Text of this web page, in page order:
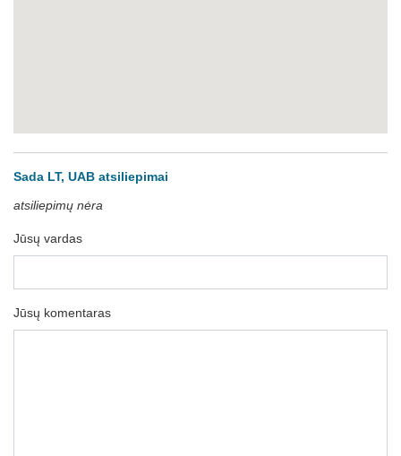
Sada LT, UAB atsiliepimai
atsiliepimų nėra
Jūsų vardas
Jūsų komentaras